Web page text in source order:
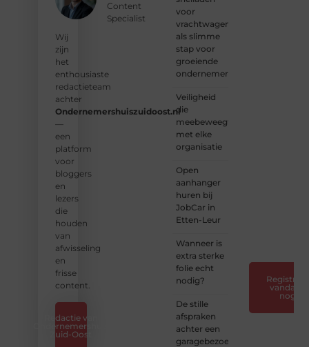
Content
Specialist
Wij
zijn
het
enthousiaste
redactieteam
achter
Ondernemershuiszuidoost.nl
—
een
platform
voor
bloggers
en
lezers
die
houden
van
afwisseling
en
frisse
content.
Redactie van
Ondernemershuis
Zuid-Oost
voor
vrachtwagens
als slimme
stap voor
groeiende
ondernemers
Veiligheid
die
meebeweegt
met elke
organisatie
Open
aanhanger
huren bij
JobCar in
Etten-Leur
Wanneer is
extra sterke
folie echt
nodig?
De stille
afspraken
achter een
garagebezoek
Registreer
vandaag
nog